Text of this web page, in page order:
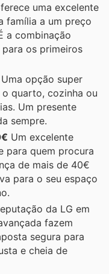
uma excelente
família a um preço
a combinação
os primeiros
Uma opção super
quarto, cozinha ou
Um presente
sempre.
Um excelente
para quem procura
de mais de 40€
para o seu espaço
da LG em
fazem
segura para
e cheia de